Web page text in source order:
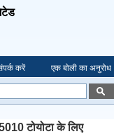
करें एक बोली का अनुरोध
टोयोटा के लिए